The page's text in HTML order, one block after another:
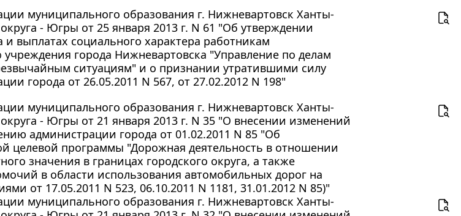
муниципального образования г. Нижневартовск Ханты-
- Югры от 25 января 2013 г. N 61 "Об утверждении
выплатах социального характера работникам
учреждения города Нижневартовска "Управление по делам
ситуациям" и о признании утратившими силу
города от 26.05.2011 N 567, от 27.02.2012 N 198"
муниципального образования г. Нижневартовск Ханты-
- Югры от 21 января 2013 г. N 35 "О внесении изменений
администрации города от 01.02.2011 N 85 "Об
целевой программы "Дорожная деятельность в отношении
значения в границах городского округа, а также
в области использования автомобильных дорог на
от 17.05.2011 N 523, 06.10.2011 N 1181, 31.01.2012 N 85)"
муниципального образования г. Нижневартовск Ханты-